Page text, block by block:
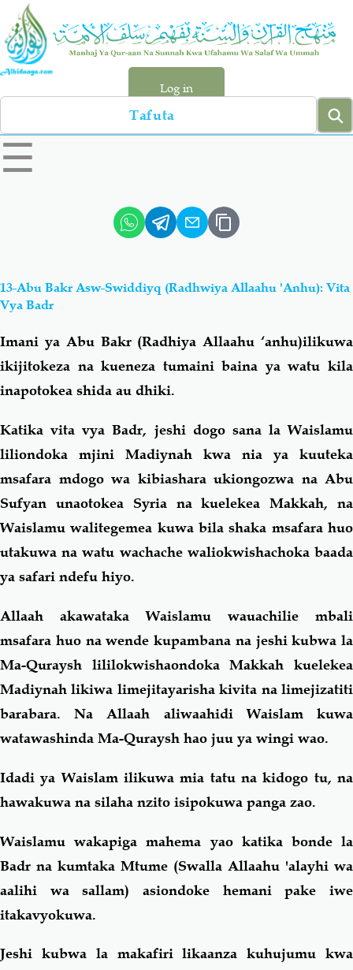
Skip
main
content
Log in
Search
left
sidebar
☰
Hadiyth
Aqiydah Manhaj
Shirki & Kufru Bid-'ah (Uzushi)
Salaf Wa Ummah
Fiqh-Ibaadah Duaa-Adhkaar
Fataawa Za Ulamaa Kauli Za Salaf
Akhlaaq-Aadaab Raqaaiq
Familia-Jamii
Chemsha Bongo Vitabu
Mapishi
13-Abu Bakr Asw-Swiddiyq (Radhwiya Allaahu 'anhu): Vita
Vya Badr
Imani ya Abu Bakr (Radhiya Allaahu ‘anhu)ilikuwa
ikijitokeza na kueneza tumaini baina ya watu kila
inapotokea shida au dhiki.
Katika vita vya Badr, jeshi dogo sana la Waislamu
liliondoka mjini Madiynah kwa nia ya kuuteka
msafara mdogo wa kibiashara ukiongozwa na Abu
Sufyan unaotokea Syria na kuelekea Makkah, na
Waislamu walitegemea kuwa bila shaka msafara huo
utakuwa na watu wachache waliokwishachoka baada
ya safari ndefu hiyo.
Allaah akawataka Waislamu wauachilie mbali
msafara huo na wende kupambana na jeshi kubwa la
Ma-Quraysh lililokwishaondoka Makkah kuelekea
Madiynah likiwa limejitayarisha kivita na limejizatiti
barabara. Na Allaah aliwaahidi Waislam kuwa
watawashinda Ma-Quraysh hao juu ya wingi wao.
Idadi ya Waislam ilikuwa mia tatu na kidogo tu, na
hawakuwa na silaha nzito isipokuwa panga zao.
Waislamu wakapiga mahema yao katika bonde la
Badr na kumtaka Mtume (Swalla Allaahu 'alayhi wa
aalihi wa sallam) asiondoke hemani pake iwe
itakavyokuwa.
Jeshi kubwa la makafiri likaanza kuhujumu kwa